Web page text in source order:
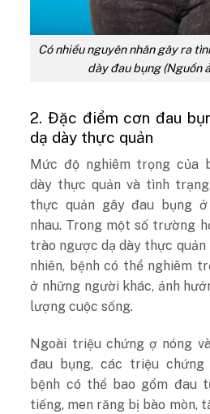
Có nhiều nguyên nhân gây ra
dày đau bụng (Nguồn
2. Đặc điểm cơn đau
dạ dày thực quản
Mức độ nghiêm trọng của
dày thực quản và tình
thực quản gây đau bụng
nhau. Trong một số trường
trào ngược dạ dày thực quản
nhiên, bệnh có thể nghiêm
ở những người khác, ảnh
lượng cuộc sống.
Ngoài triệu chứng ợ nóng
đau bụng, các triệu
bệnh có thể bao gồm đau
tiếng, men răng bị bào mòn,